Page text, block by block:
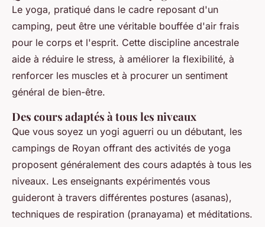
Le yoga, pratiqué dans le cadre reposant d'un
camping, peut être une véritable bouffée d'air frais
pour le corps et l'esprit. Cette discipline ancestrale
aide à réduire le stress, à améliorer la flexibilité, à
renforcer les muscles et à procurer un sentiment
général de bien-être.
Des cours adaptés à tous les niveaux
Que vous soyez un yogi aguerri ou un débutant, les
campings de Royan offrant des activités de yoga
proposent généralement des cours adaptés à tous les
niveaux. Les enseignants expérimentés vous
guideront à travers différentes postures (asanas),
techniques de respiration (pranayama) et méditations.